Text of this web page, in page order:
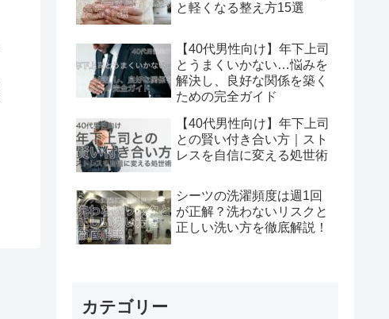
と軽くなる整え方15選
【40代男性向け】年下上司
とうまくいかない…悩みを
解決し、良好な関係を築く
ための完全ガイド
【40代男性向け】年下上司
との賢い付き合い方｜スト
レスを自信に変える処世術
シーツの洗濯頻度は週1回
が正解？洗わないリスクと
正しい洗い方を徹底解説！
カテゴリー